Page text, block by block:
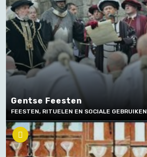
Gentse Feesten
FEESTEN, RITUELEN EN SOCIALE GEBRUIKEN